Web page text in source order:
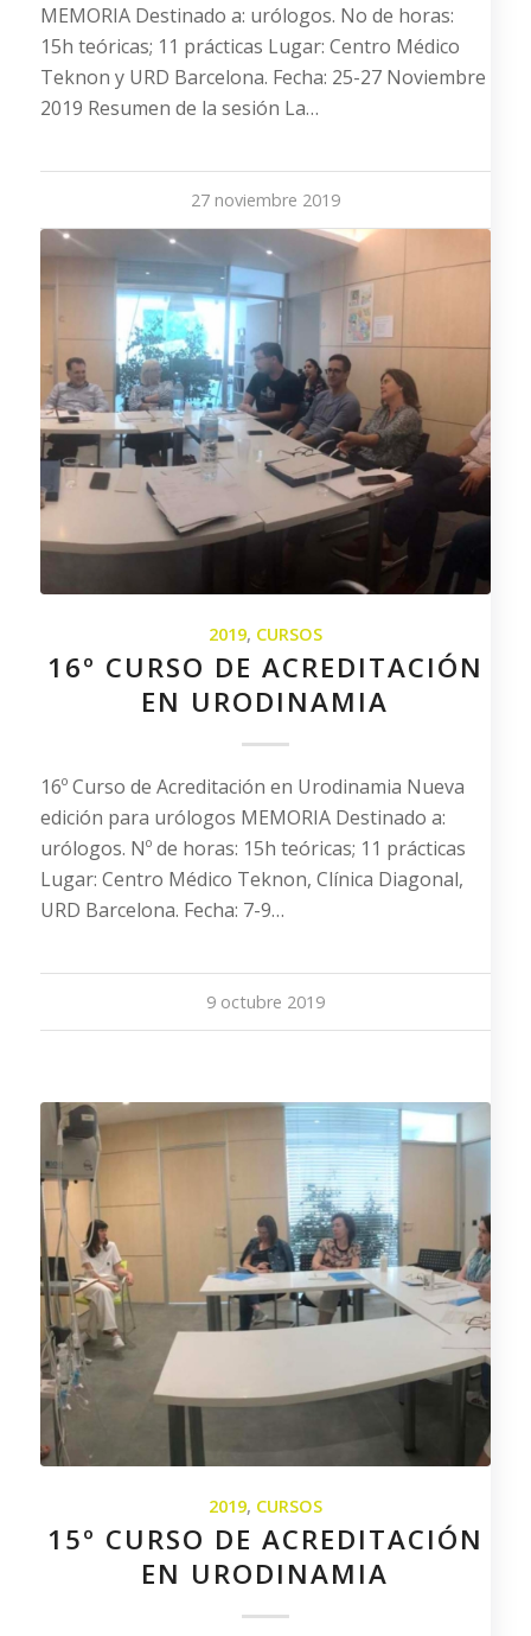
MEMORIA Destinado a: urólogos. No de horas:
15h teóricas; 11 prácticas Lugar: Centro Médico
Teknon y URD Barcelona. Fecha: 25-27 Noviembre
2019 Resumen de la sesión La…
27 noviembre 2019
2019, CURSOS
16º CURSO DE ACREDITACIÓN
EN URODINAMIA
16º Curso de Acreditación en Urodinamia Nueva
edición para urólogos MEMORIA Destinado a:
urólogos. Nº de horas: 15h teóricas; 11 prácticas
Lugar: Centro Médico Teknon, Clínica Diagonal,
URD Barcelona. Fecha: 7-9…
9 octubre 2019
2019, CURSOS
15º CURSO DE ACREDITACIÓN
EN URODINAMIA